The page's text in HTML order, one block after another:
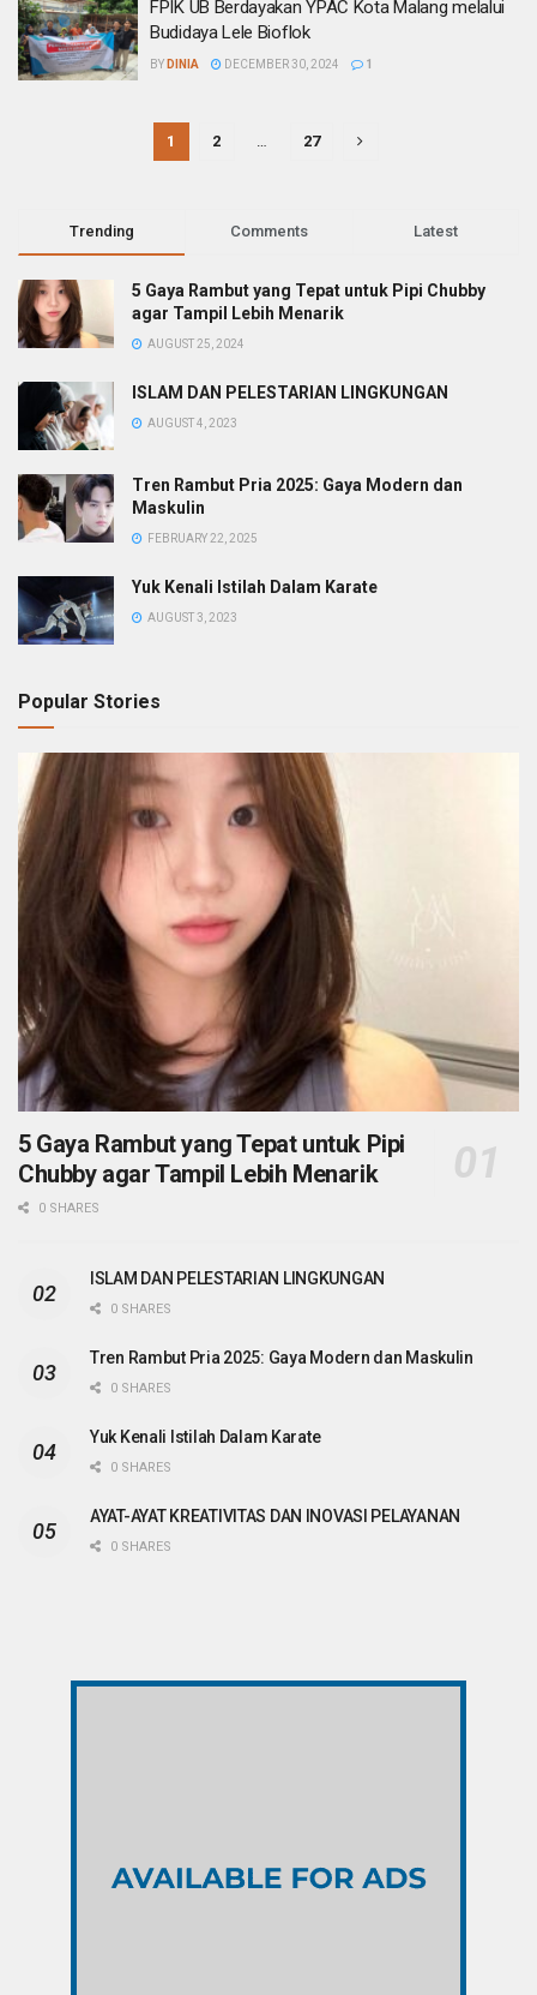
FPIK UB Berdayakan YPAC Kota Malang melalui
Budidaya Lele Bioflok
BY DINIA DECEMBER 30, 2024 1
1 2 … 27
Trending Comments Latest
5 Gaya Rambut yang Tepat untuk Pipi Chubby
agar Tampil Lebih Menarik
AUGUST 25, 2024
ISLAM DAN PELESTARIAN LINGKUNGAN
AUGUST 4, 2023
Tren Rambut Pria 2025: Gaya Modern dan
Maskulin
FEBRUARY 22, 2025
Yuk Kenali Istilah Dalam Karate
AUGUST 3, 2023
Popular Stories
5 Gaya Rambut yang Tepat untuk Pipi
Chubby agar Tampil Lebih Menarik
0 SHARES
ISLAM DAN PELESTARIAN LINGKUNGAN
0 SHARES
Tren Rambut Pria 2025: Gaya Modern dan Maskulin
0 SHARES
Yuk Kenali Istilah Dalam Karate
0 SHARES
AYAT-AYAT KREATIVITAS DAN INOVASI PELAYANAN
0 SHARES